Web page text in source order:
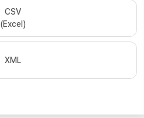
CSV
(Excel)
XML